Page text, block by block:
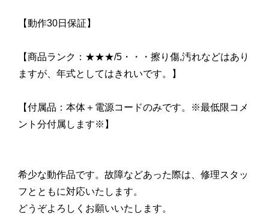
【動作30日保証】
【商品ランク：★★★/5・・・擦り傷,汚れなどはあり
ますが、年式としてはきれいです。】
【付属品：本体＋電源コードのみです。※最低限コメ
ント分付属します※】
希少な動作品です。故障などあった際は、修理スタッ
フとともに対応いたします。
どうぞよろしくお願いいたします。